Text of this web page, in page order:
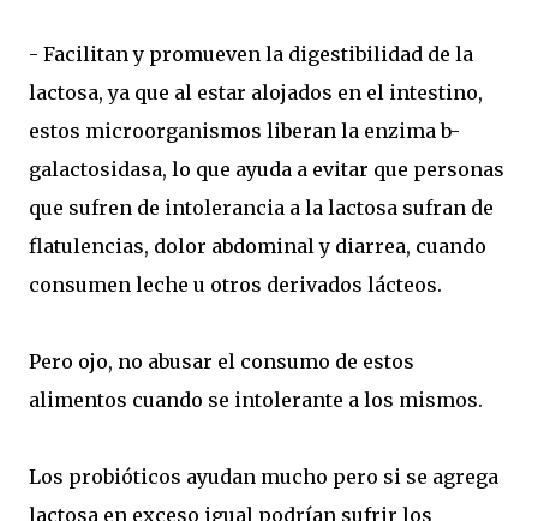
- Facilitan y promueven la digestibilidad de la
lactosa, ya que al estar alojados en el intestino,
estos microorganismos liberan la enzima b-
galactosidasa, lo que ayuda a evitar que personas
que sufren de intolerancia a la lactosa sufran de
flatulencias, dolor abdominal y diarrea, cuando
consumen leche u otros derivados lácteos.
Pero ojo, no abusar el consumo de estos
alimentos cuando se intolerante a los mismos.
Los probióticos ayudan mucho pero si se agrega
lactosa en exceso igual podrían sufrir los